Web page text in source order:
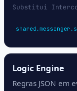
Substitui
Logic Engine
Regras JSON em